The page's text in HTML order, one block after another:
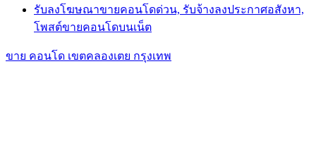
รับลงโฆษณาขายคอนโดด่วน, รับจ้างลงประกาศอสังหา,
โพสต์ขายคอนโดบนเน็ต
ขาย คอนโด เขตคลองเตย กรุงเทพ